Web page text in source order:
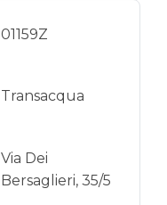
01159Z
Transacqua
Via Dei
Bersaglieri, 35/5